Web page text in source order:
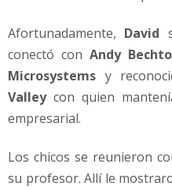
Afortunadamente, David
conectó con Andy
Microsystems y
Valleycon quien
empresarial.
Los chicos se reunieron
su profesor. Allí le